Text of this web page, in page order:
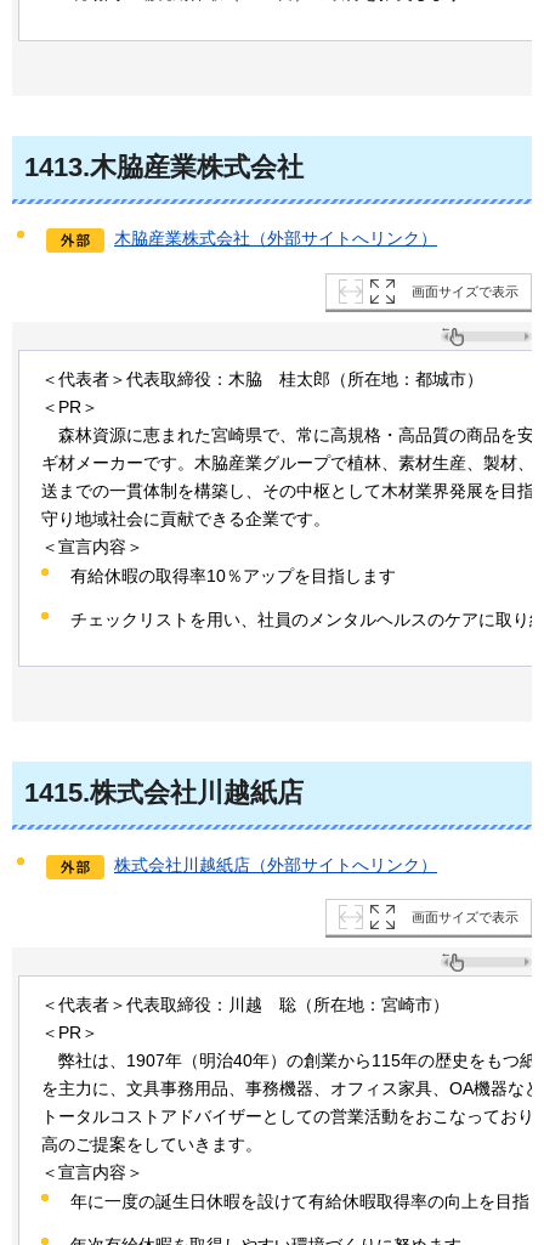
1413.木脇産業株式会社
木脇産業株式会社（外部サイトへリンク）
画面サイズで表示
＜代表者＞代表取締役：木脇 桂太郎（所在地：都城市）
＜PR＞
森林資源に恵まれた宮崎県で、常に高規格・高品質の商品を安
ギ材メーカーです。木脇産業グループで植林、素材生産、製材、
送までの一貫体制を構築し、その中枢として木材業界発展を目指
守り地域社会に貢献できる企業です。
＜宣言内容＞
有給休暇の取得率10％アップを目指します
チェックリストを用い、社員のメンタルヘルスのケアに取り
1415.株式会社川越紙店
株式会社川越紙店（外部サイトへリンク）
画面サイズで表示
＜代表者＞代表取締役：川越 聡 （所在地：宮崎市）
＜PR＞
弊社は、1907年（明治40年）の創業から115年の歴史をもつ紙
を主力に、文具事務用品、事務機器、オフィス家具、OA機器な
トータルコストアドバイザーとしての営業活動をおこなっており
高のご提案をしていきます。
＜宣言内容＞
年に一度の誕生日休暇を設けて有給休暇取得率の向上を目指